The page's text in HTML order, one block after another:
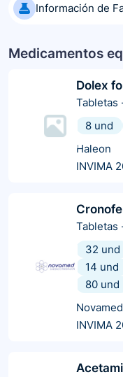
Información de
Medicamentos
Dolex
Tabletas
8 und
Haleon
INVIMA
Tabletas
32 und
14 und
80 und
Novamed
INVIMA